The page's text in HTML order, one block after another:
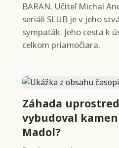
BARAN. Učiteľ Michal
seriáli SĽUB je v jeho
sympaťák. Jeho cesta k
celkom priamočiara.
Záhada
vybudoval
Madol?